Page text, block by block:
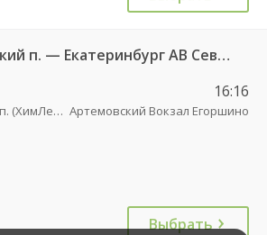
Красногвардейский п. — Екатеринбург АВ Северный 997
Красногвардейский п. (ХимЛесхоз)
16:16
Артемовский Вокзал Егоршино
Выбрать